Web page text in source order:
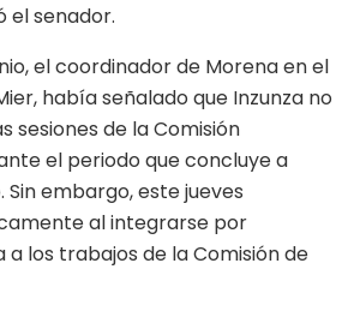
el senador.
el coordinador de Morena en el
había señalado que Inzunza no
sesiones de la Comisión
el periodo que concluye a
Sin embargo, este jueves
al integrarse por
los trabajos de la Comisión de